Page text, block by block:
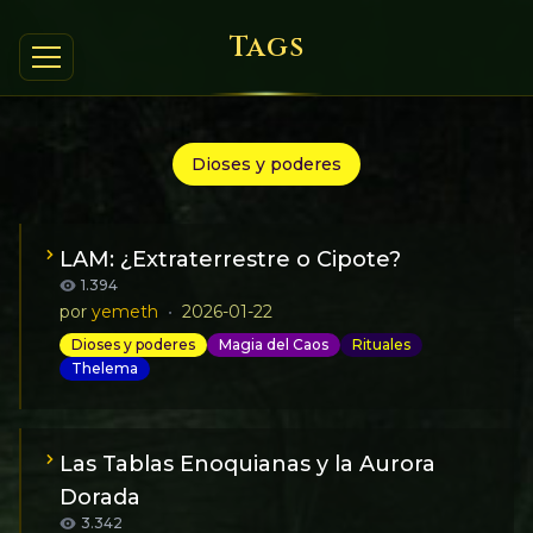
Tags
Dioses y poderes
LAM: ¿Extraterrestre o Cipote?
1.394
por yemeth • 2026-01-22
Dioses y poderes Magia del Caos
Rituales
Thelema
Las Tablas Enoquianas y la Aurora
Dorada
3.342